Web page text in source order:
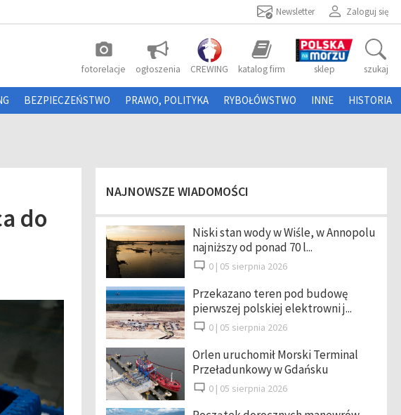
Zaloguj się
Newsletter
photo_camera
fotorelacje ogłoszenia CREWING katalog firm sklep szukaj
BEZPIECZEŃSTWO PRAWO, POLITYKA RYBOŁÓWSTWO INNE HISTORIA
do
NAJNOWSZE WIADOMOŚCI
Niski stan wody w Wiśle, w Annopolu
najniższy od ponad 70 l...
0 | 05 sierpnia 2026
Przekazano teren pod budowę
pierwszej polskiej elektrowni j...
0 | 05 sierpnia 2026
Orlen uruchomił Morski Terminal
Przeładunkowy w Gdańsku
0 | 05 sierpnia 2026